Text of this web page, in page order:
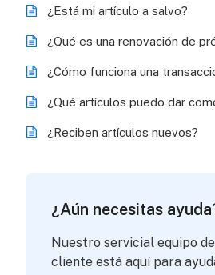
¿Está mi artículo a salvo?
¿Qué es una renovación de
¿Cómo funciona una
¿Qué artículos puedo dar
¿Reciben artículos nuevos?
¿Aún necesitas
Nuestro servicial equipo
cliente está aquí para